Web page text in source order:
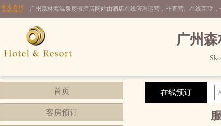
广州森林海温泉度假酒店网站由酒店在线管理运营，非直营。在线互联
广州
首页
客房预订
在线预订